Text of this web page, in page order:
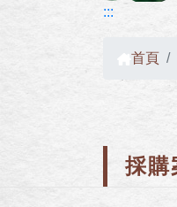
:::
首頁
採購